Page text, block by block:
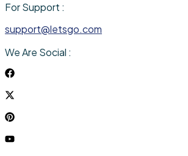
For Support :
support@letsgo.com
We Are Social :